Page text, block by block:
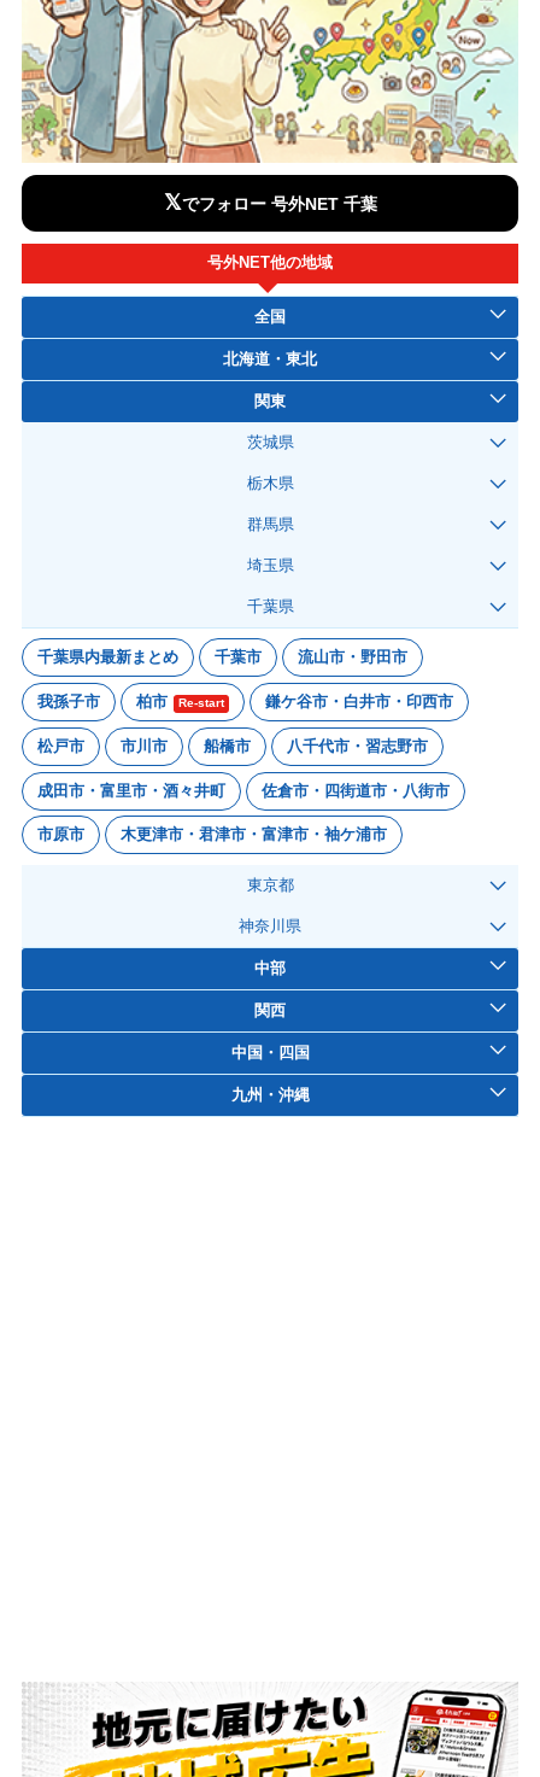
𝕏でフォロー 号外NET 千葉
号外NET他の地域
全国
北海道・東北
関東
茨城県
栃木県
群馬県
埼玉県
千葉県
千葉県内最新まとめ 千葉市 流山市・野田市
我孫子市 柏市 Re-start 鎌ケ谷市・白井市・印西市
松戸市 市川市 船橋市 八千代市・習志野市
成田市・富里市・酒々井町 佐倉市・四街道市・八街市
市原市 木更津市・君津市・富津市・袖ケ浦市
東京都
神奈川県
中部
関西
中国・四国
九州・沖縄